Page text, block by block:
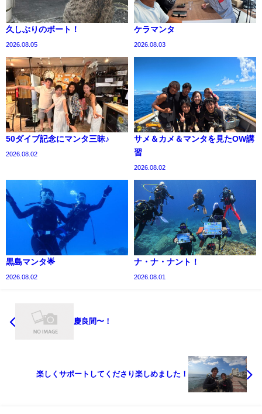
久しぶりのボート！
2026.08.05
ケラマンタ
2026.08.03
50ダイブ記念にマンタ三昧♪
2026.08.02
サメ＆カメ＆マンタを見たOW講
習
2026.08.02
黒島マンタ🌟
2026.08.02
ナ・ナ・ナント！
2026.08.01
慶良間〜！
楽しくサポートしてくださり楽しめました！